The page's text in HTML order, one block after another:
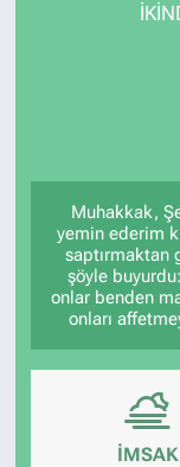
Muhakkak,
yemin ederim
saptırmaktan
şöyle
onlar benden
onları
İMSAK
HAYATIN
Süper Lig
Son Dakika
Haber Arşivi